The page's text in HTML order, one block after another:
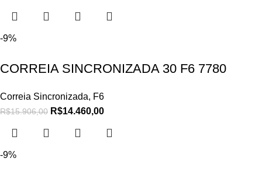
-9%
CORREIA SINCRONIZADA 30 F6 7780
Correia Sincronizada, F6
R$15.906,00 R$14.460,00
-9%